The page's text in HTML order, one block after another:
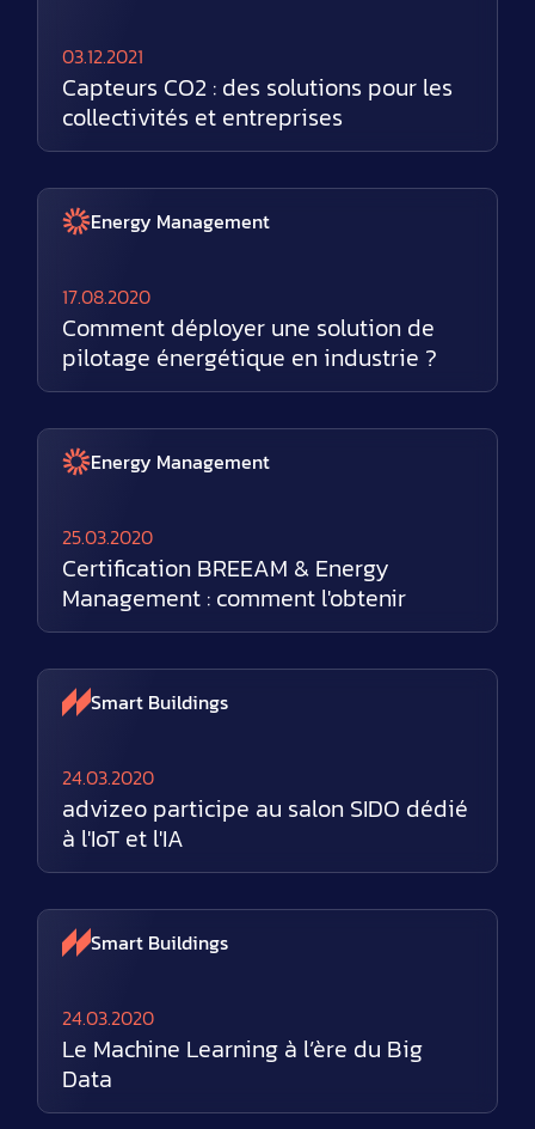
03.12.2021
Capteurs CO2 : des solutions pour les
collectivités et entreprises
Energy Management
17.08.2020
Comment déployer une solution de
pilotage énergétique en industrie ?
Energy Management
25.03.2020
Certification BREEAM & Energy
Management : comment l'obtenir
Smart Buildings
24.03.2020
advizeo participe au salon SIDO dédié
à l'IoT et l'IA
Smart Buildings
24.03.2020
Le Machine Learning à l’ère du Big
Data